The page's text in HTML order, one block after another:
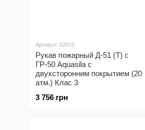
Артикул: 62015
Рукав пожарный Д-51 (Т) с
ГР-50 Aquasila с
двухсторонним покрытием (20
атм.) Клас 3
3 756 грн